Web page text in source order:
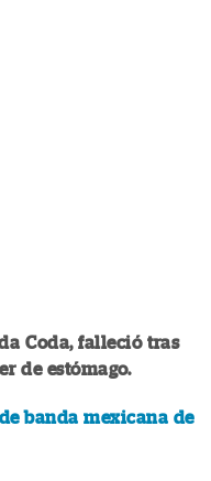
Coda, falleció tras
de estómago.
banda mexicana de